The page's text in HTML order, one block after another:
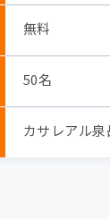
無料
50名
カサレアル